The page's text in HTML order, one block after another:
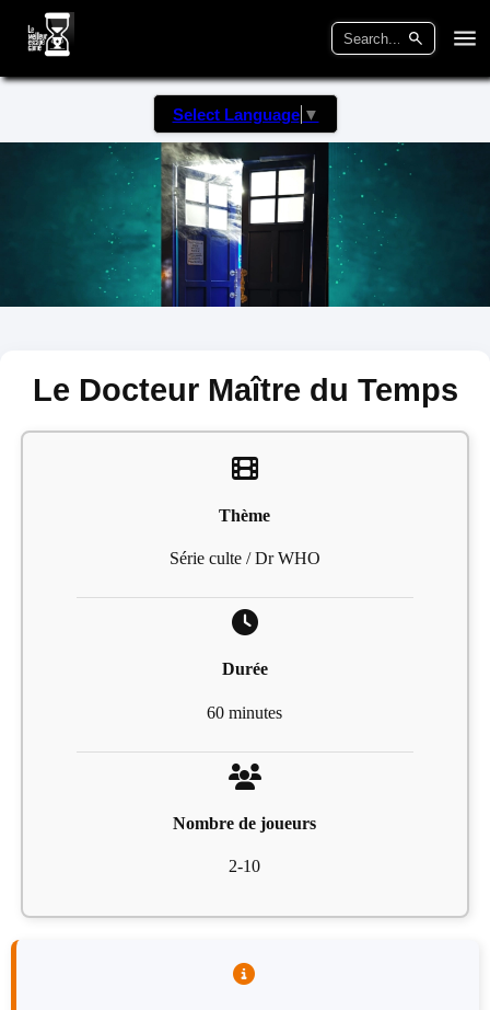
Select Language ▼
Le Docteur Maître du Temps
Thème
Série culte / Dr WHO
Durée
60 minutes
Nombre de joueurs
2-10